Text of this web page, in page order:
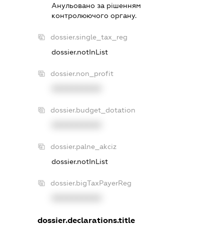
Анульовано за рiшенням
контролюючого органу.
dossier.single_tax_reg
dossier.notInList
dossier.non_profit
dossier.budget_dotation
dossier.palne_akciz
dossier.notInList
dossier.bigTaxPayerReg
dossier.declarations.title